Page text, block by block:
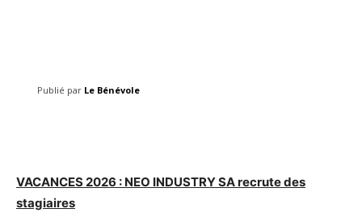
Publié par Le Bénévole
VACANCES 2026 : NEO INDUSTRY SA recrute des
stagiaires